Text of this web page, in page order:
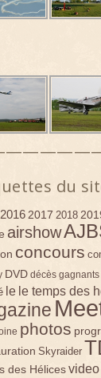
du
2016 2017 2018
airshow
concours
DVD décès gagnants
le le temps des
photos
Skyraider
des Hélicesvideo